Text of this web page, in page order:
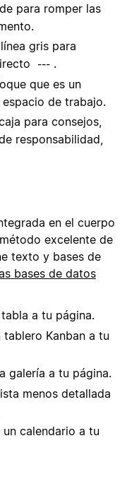
para romper las
gris para
--- .
que es un
de trabajo.
para consejos,
responsabilidad,
en el cuerpo
excelente de
texto y bases de
bases de datos
a tu página.
tablero Kanban a tu
galería a tu página.
menos detallada
un calendario a tu